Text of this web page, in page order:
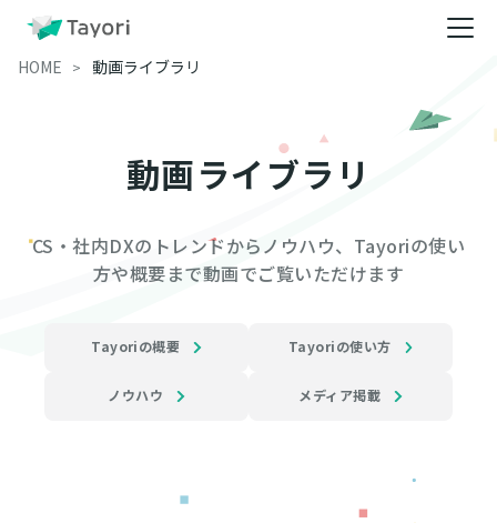
HOME 動画ライブラリ
動画ライブラリ
CS・社内DXのトレンドからノウハウ、Tayoriの使い
方や概要まで動画でご覧いただけます
Tayoriの概要 Tayoriの使い方
ノウハウ メディア掲載